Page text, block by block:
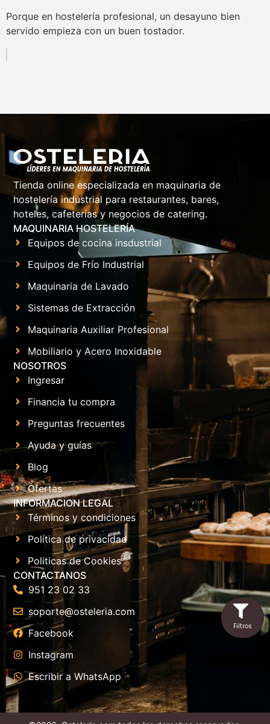
Porque en hostelería profesional, un desayuno bien
servido empieza con un buen tostador.
Tienda online especializada en maquinaria de
hostelería industrial para restaurantes, bares,
hoteles, cafeterías y negocios de catering.
MAQUINARIA HOSTELERÍA
Equipos de cocina insdustrial
Equipos de Frío Industrial
Maquinaria de Lavado
Sistemas de Extracción
Maquinaria Auxiliar Profesional
Mobiliario y Acero Inoxidable
NOSOTROS
Ingresar
Financia tu compra
Preguntas frecuentes
Ayuda y guías
Blog
Ofertas
INFORMACION LEGAL
Términos y condiciones
Política de privacidad
Politicas de Cookies
CONTACTANOS
951 23 02 33
soporte@osteleria.com
Facebook
Instagram
Escribir a WhatsApp